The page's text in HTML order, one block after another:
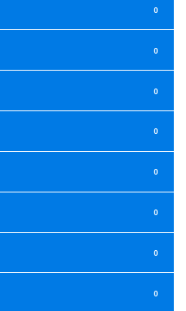
0
0
0
0
0
0
0
0